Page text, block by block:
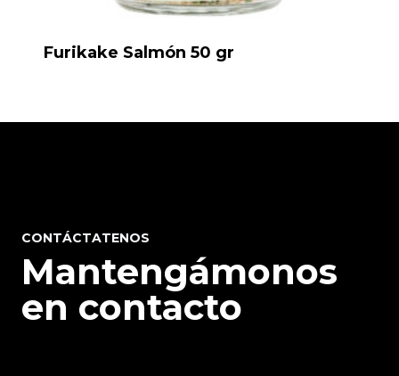
Furikake Salmón 50 gr
CONTÁCTATENOS
Mantengámonos
en contacto